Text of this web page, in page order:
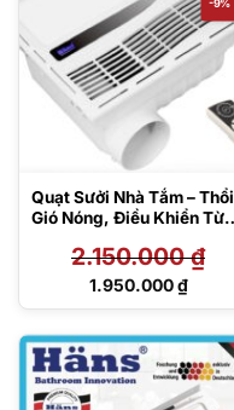
Quạt Sưởi Nhà Tắm – Thổi
Gió Nóng, Điều Khiển Từ
2.150.000₫
Giá
2.150.000 ₫.
1.950.000₫
Giá
tại
là:
1.950.000 ₫.